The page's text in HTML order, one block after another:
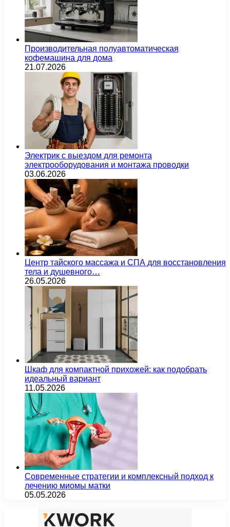
Производительная полуавтоматическая
кофемашина для дома
21.07.2026
Электрик с выездом для ремонта
электрооборудования и монтажа проводки
03.06.2026
Центр тайского массажа и СПА для восстановления
тела и душевного…
26.05.2026
Шкаф для компактной прихожей: как подобрать
идеальный вариант
11.05.2026
Современные стратегии и комплексный подход к
лечению миомы матки
05.05.2026